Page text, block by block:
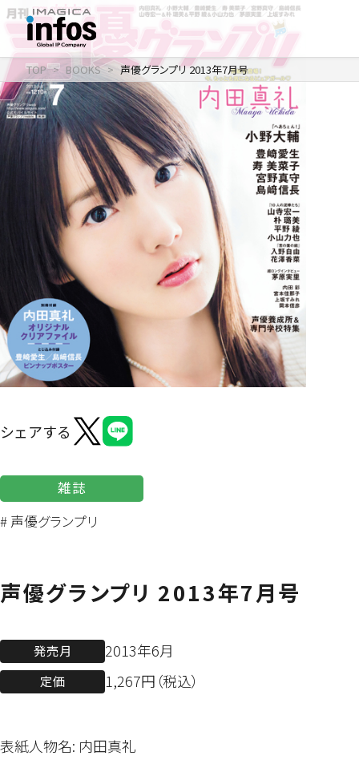
IP / MEDIA
事業紹介 TOP
出版事業
ライトアニメ事業
メディア事業
イベント事業／
配信事業
アパレル事業
COMPANY
会社情報 TOP
企業理念
会社概要
アクセス
沿革
RECRUIT
採用情報 TOP
新卒採用
中途・
アルバイト採用
よくあるご質問
ONLINE SHOP
TOP BOOKS 声優グランプリ 2013年7月号
シェアする
雑誌
# 声優グランプリ
声優グランプリ 2013年7月号
発売月 2013年6月
定価 1,267円（税込）
表紙人物名: 内田真礼